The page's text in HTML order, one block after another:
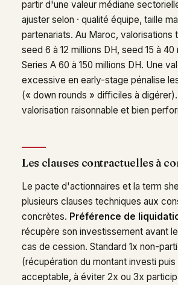
partir d'une valeur médiane
ajuster selon · qualité équipe, taille
partenariats. Au Maroc, valorisations
seed 6 à 12 millions DH, seed 15 à 40
Series A 60 à 150 millions DH. Une
excessive en early-stage pénalise
(« down rounds » difficiles à
valorisation raisonnable et bien
Les clauses contractuelles à
Le pacte d'actionnaires et la term
plusieurs clauses techniques aux
concrètes. Préférence de
récupère son investissement avant
cas de cession. Standard 1x non-
(récupération du montant investi
acceptable, à éviter 2x ou 3x